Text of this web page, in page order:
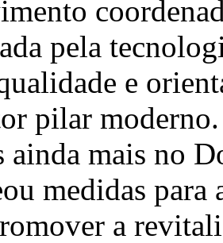
pela
e
pilar
ainda mais no
medidas para
a